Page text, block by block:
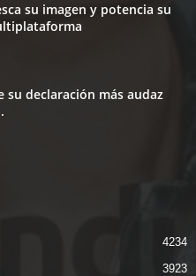
su imagen y potencia su
su declaración más audaz
4234
3923